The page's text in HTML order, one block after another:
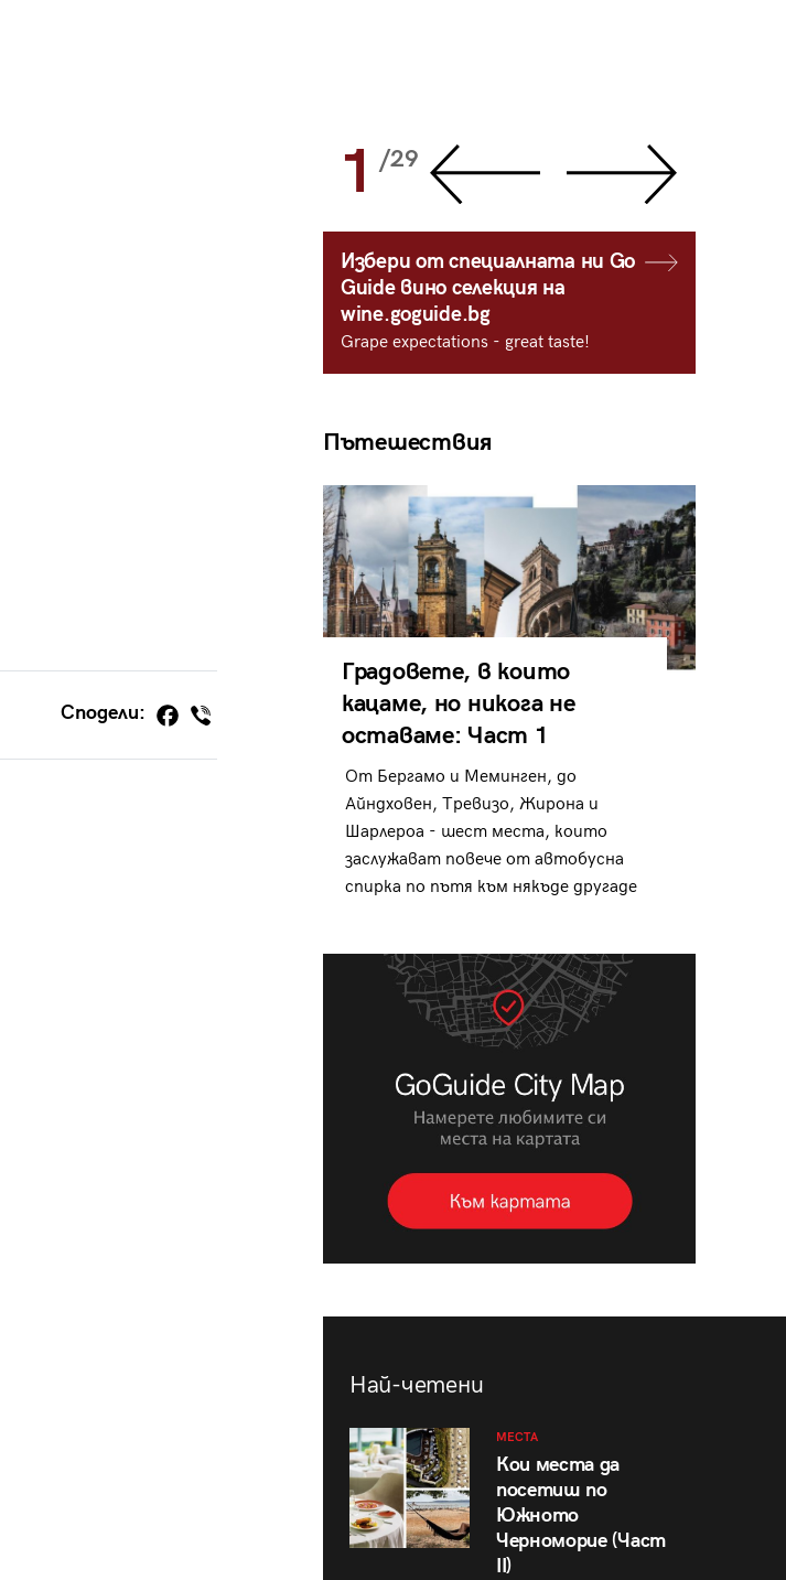
Сподели:
1 /29
Избери от специалната ни Go
Guide вино селекция на
wine.goguide.bg
Grape expectations - great taste!
Пътешествия
Градовете, в които
кацаме, но никога не
оставаме: Част 1
От Бергамо и Меминген, до
Айндховен, Тревизо, Жирона и
Шарлероа - шест места, които
заслужават повече от автобусна
спирка по пътя към някъде другаде
Най-четени
МЕСТА
Кои места да
посетиш по
Южното
Черноморие (Част
II)